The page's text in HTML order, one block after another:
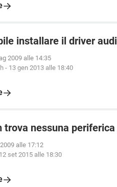
installare il driver
2009 alle 14:35
- 13 gen 2013 alle 18:40
trova nessuna
alle 17:12
12 set 2015 alle 18:30